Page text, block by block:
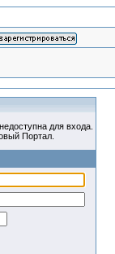
для входа.
Портал.